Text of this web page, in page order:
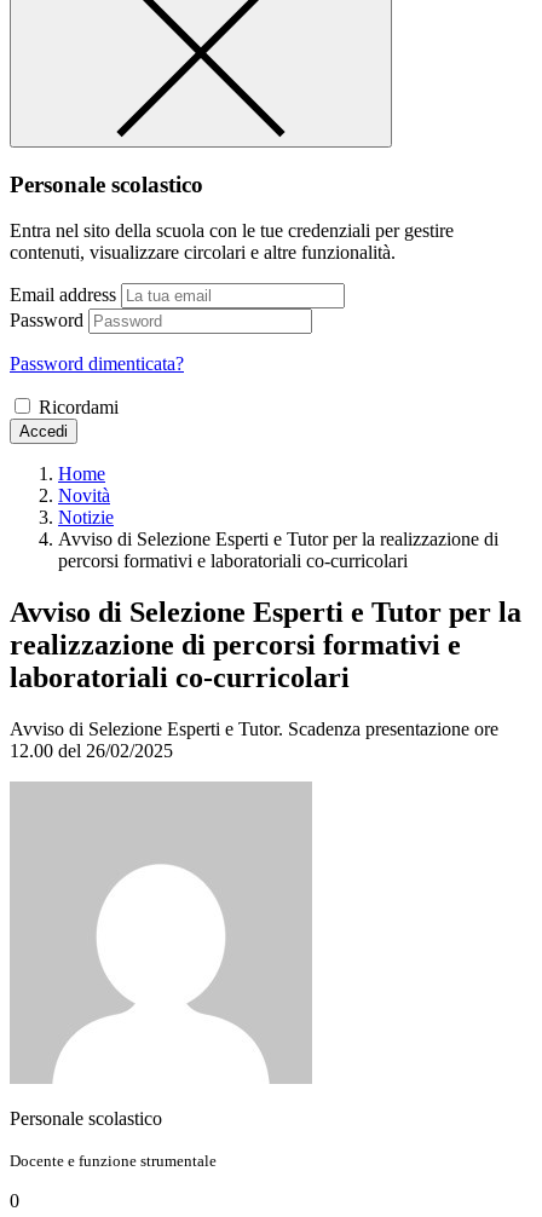
Personale scolastico
Entra nel sito della scuola con le tue credenziali per gestire
contenuti, visualizzare circolari e altre funzionalità.
Email address
Password
Password dimenticata?
Ricordami
Accedi
Home
Novità
Notizie
Avviso di Selezione Esperti e Tutor per la realizzazione di
percorsi formativi e laboratoriali co-curricolari
Avviso di Selezione Esperti e Tutor per la
realizzazione di percorsi formativi e
laboratoriali co-curricolari
Avviso di Selezione Esperti e Tutor. Scadenza presentazione ore
12.00 del 26/02/2025
Personale scolastico
Docente e funzione strumentale
0